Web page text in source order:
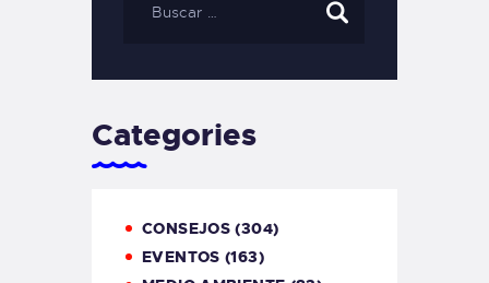
Categories
CONSEJOS (304)
EVENTOS (163)